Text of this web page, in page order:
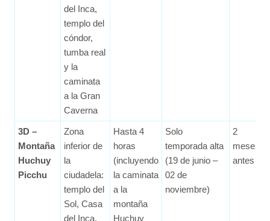
del Inca,
templo del
cóndor,
tumba real
y la
caminata
a la Gran
Caverna
3D –
Montaña
Huchuy
Picchu
Zona
inferior de
la
ciudadela:
templo del
Sol, Casa
del Inca,
Hasta 4
horas
(incluyendo
la caminata
a la
montaña
Huchuy
Solo
temporada alta
(19 de junio –
02 de
noviembre)
2
meses
antes